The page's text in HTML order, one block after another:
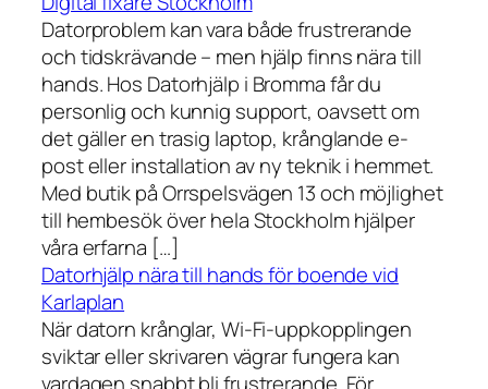
Datorproblem kan vara både frustrerande
och tidskrävande – men hjälp finns nära till
hands. Hos Datorhjälp i Bromma får du
personlig och kunnig support, oavsett om
det gäller en trasig laptop, krånglande e-
post eller installation av ny teknik i hemmet.
Med butik på Orrspelsvägen 13 och möjlighet
till hembesök över hela Stockholm hjälper
våra erfarna […]
Datorhjälp nära till hands för boende vid
Karlaplan
När datorn krånglar, Wi-Fi-uppkopplingen
sviktar eller skrivaren vägrar fungera kan